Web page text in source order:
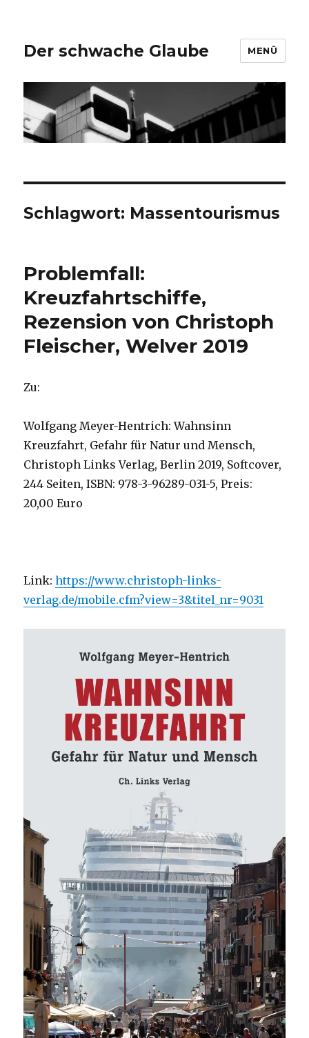
Der schwache Glaube MENÜ
Schlagwort: Massentourismus
Problemfall:
Kreuzfahrtschiffe,
Rezension von Christoph
Fleischer, Welver 2019
Zu:
Wolfgang Meyer-Hentrich: Wahnsinn
Kreuzfahrt, Gefahr für Natur und Mensch,
Christoph Links Verlag, Berlin 2019, Softcover,
244 Seiten, ISBN: 978-3-96289-031-5, Preis:
20,00 Euro
Link:https://www.christoph-links-
verlag.de/mobile.cfm?view=3&titel_nr=9031